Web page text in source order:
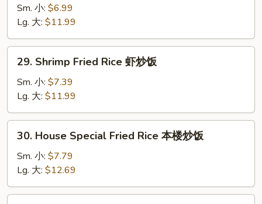
Pork
Fried
Rice
叉
Sm. 小: $6.99
Lg. 大: $11.99
Shrimp
Fried
Rice
虾
炒
29. Shrimp Fried Rice 虾炒饭
Sm. 小: $7.39
Lg. 大: $11.99
House
Special
Fried
Rice
本
30. House Special Fried Rice 本楼炒饭
Sm. 小: $7.79
Lg. 大: $12.69